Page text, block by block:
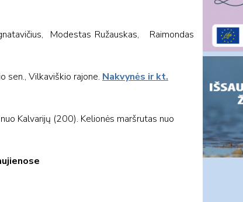
Modestas Ružauskas, Raimondas
sen., Vilkaviškio rajone. Nakvynės ir kt.
Kalvarijų (200). Kelionės maršrutas nuo